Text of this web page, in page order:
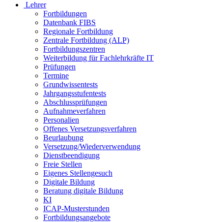
Lehrer
Fortbildungen
Datenbank FIBS
Regionale Fortbildung
Zentrale Fortbildung (ALP)
Fortbildungszentren
Weiterbildung für Fachlehrkräfte IT
Prüfungen
Termine
Grundwissentests
Jahrgangsstufentests
Abschlussprüfungen
Aufnahmeverfahren
Personalien
Offenes Versetzungsverfahren
Beurlaubung
Versetzung/Wiederverwendung
Dienstbeendigung
Freie Stellen
Eigenes Stellengesuch
Digitale Bildung
Beratung digitale Bildung
KI
ICAP-Musterstunden
Fortbildungsangebote